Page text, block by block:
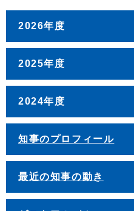
2026年度
2025年度
2024年度
知事のプロフィール
最近の知事の動き